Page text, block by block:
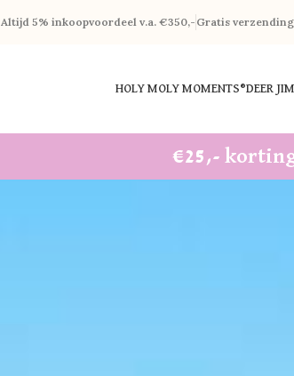
Altijd 5% inkoopvoordeel v.a. €350,- Gratis
HOLY MOLY MOMENTS®DEER
€25,-